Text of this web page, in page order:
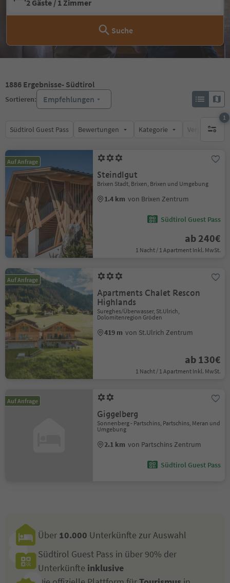
2 Gäste / 1 Zimmer
Suche
1886 Ergebnisse- Südtirol
Sortieren: Empfehlungen
Südtirol Guest Pass Bewertungen Kategorie
1
1
Auf Anfrage
Steindlgut
Brixen Stadt, Brixen, Brixen und Umgebung
1.4 km von Brixen Zentrum
Südtirol Guest Pass
ab 240€
1 Nacht / 1 Apartment Inkl. MwSt.
Auf Anfrage
Apartments Chalet Rescon
Highlands
Sureghes/Überwasser, St.Ulrich,
Dolomitenregion Gröden
419 m von St.Ulrich Zentrum
ab 130€
1 Nacht / 1 Apartment Inkl. MwSt.
Auf Anfrage
Giggelberg
Sonnenberg - Partschins, Partschins, Meran und
Umgebung
2.1 km von Partschins Zentrum
Südtirol Guest Pass
Über 10.000 Unterkünfte zur Auswahl
Südtirol Guest Pass in über 90% der
Unterkünfte inklusive